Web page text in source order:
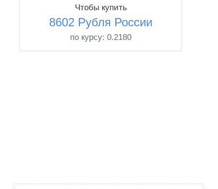
Чтобы купить
8602 Рубля России
по курсу: 0.2180